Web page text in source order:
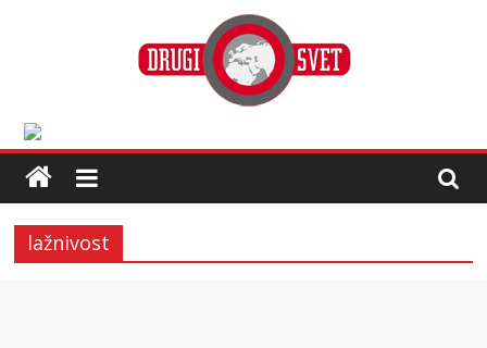
lažnivost